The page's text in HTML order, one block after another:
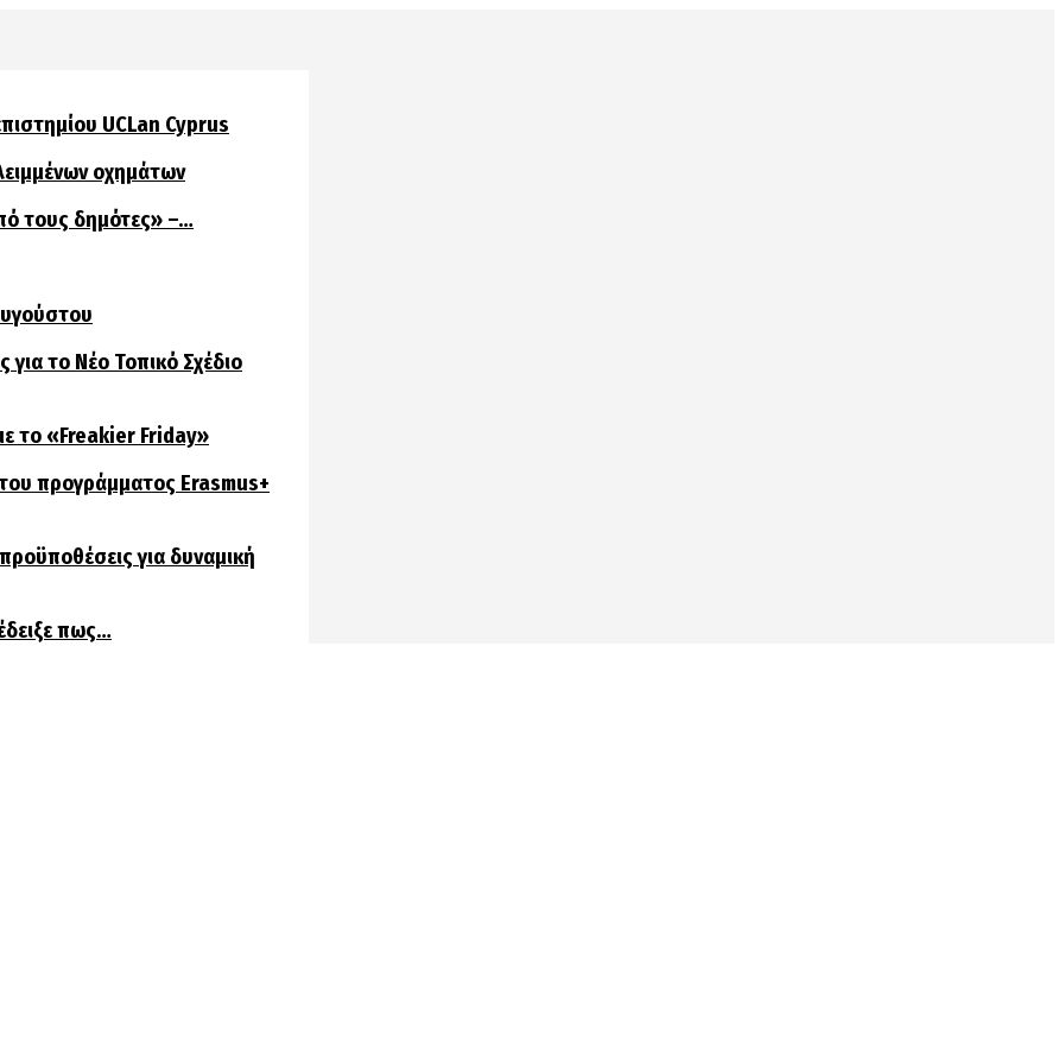
UCLan Cyprus
οχημάτων
τους δημότες» –…
το Νέο Τοπικό Σχέδιο
το «Freakier Friday»
προγράμματος Erasmus+
για δυναμική
πως…